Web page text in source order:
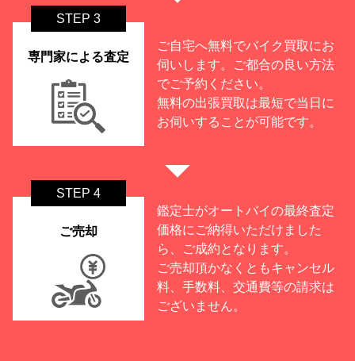
STEP 3
専門家による査定
ご自宅へ無料でバイク買取にお
伺いします。ご都合の良い方法
でご予約ください。
無料の出張買取は最短で当日に
お伺いすることが可能です。
STEP 4
ご売却
鑑定士がオートバイの最終査定
価格にご納得いただけました
ら、ご成約となります。
ご売却頂かなくともキャンセル
料、手数料、交通費等の請求は
ございません。